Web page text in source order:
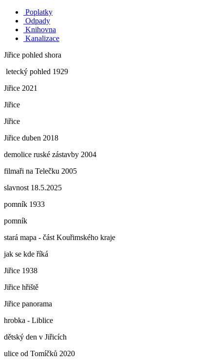
Poplatky
Odpady
Knihovna
Kanalizace
Jiřice pohled shora
letecký pohled 1929
Jiřice 2021
Jiřice
Jiřice
Jiřice duben 2018
demolice ruské zástavby 2004
filmaři na Telečku 2005
slavnost 18.5.2025
pomník 1933
pomník
stará mapa - část Kouřimského kraje
jak se kde říká
Jiřice 1938
Jiřice hřiště
Jiřice panorama
hrobka - Liblice
dětský den v Jiřicích
ulice od Tomíčků 2020